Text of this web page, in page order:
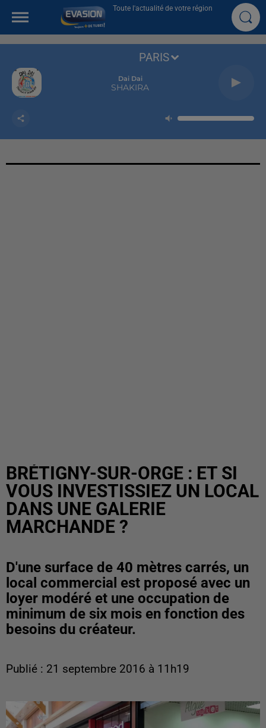
Toute l'actualité de votre région
Dai Dai
SHAKIRA
PARIS
BRÉTIGNY-SUR-ORGE : ET SI
VOUS INVESTISSIEZ UN LOCAL
DANS UNE GALERIE
MARCHANDE ?
D'une surface de 40 mètres carrés, un
local commercial est proposé avec un
loyer modéré et une occupation de
minimum de six mois en fonction des
besoins du créateur.
Publié : 21 septembre 2016 à 11h19